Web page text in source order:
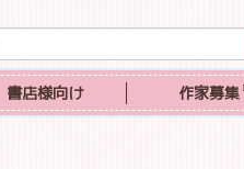
書店様向け 作家募集